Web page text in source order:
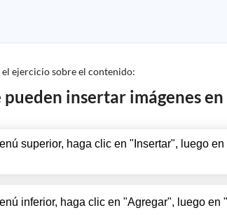
ejercicio sobre el contenido:
pueden insertar imágenes
superior, haga clic en "Insertar", luego
inferior, haga clic en "Agregar", luego